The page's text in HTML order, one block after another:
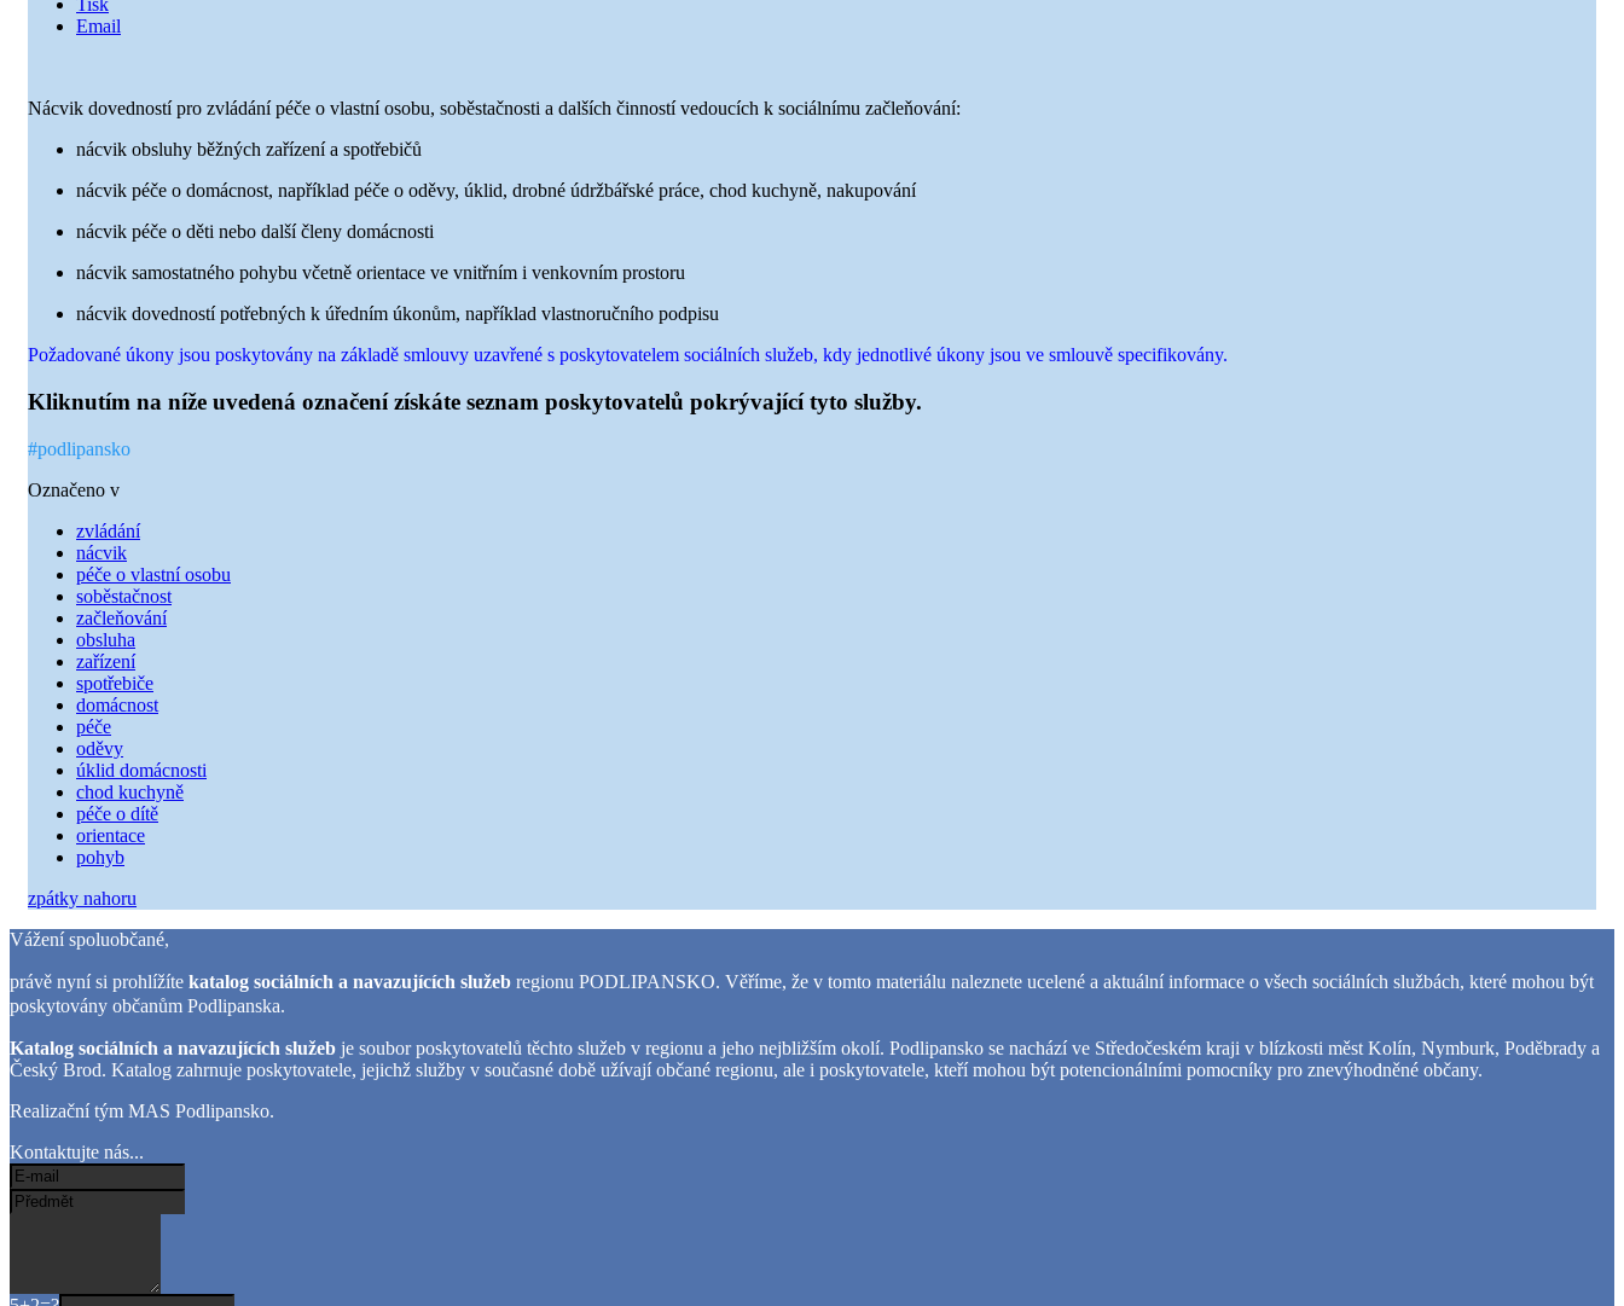
Tisk
Email
Nácvik dovedností pro zvládání péče o vlastní osobu, soběstačnosti a dalších činností vedoucích k sociálnímu začleňování:
nácvik obsluhy běžných zařízení a spotřebičů
nácvik péče o domácnost, například péče o oděvy, úklid, drobné údržbářské práce, chod kuchyně, nakupování
nácvik péče o děti nebo další členy domácnosti
nácvik samostatného pohybu včetně orientace ve vnitřním i venkovním prostoru
nácvik dovedností potřebných k úředním úkonům, například vlastnoručního podpisu
Požadované úkony jsou poskytovány na základě smlouvy uzavřené s poskytovatelem sociálních služeb, kdy jednotlivé úkony jsou ve smlouvě specifikovány.
Kliknutím na níže uvedená označení získáte seznam poskytovatelů pokrývající tyto služby.
#podlipansko
Označeno v
zvládání
nácvik
péče o vlastní osobu
soběstačnost
začleňování
obsluha
zařízení
spotřebiče
domácnost
péče
oděvy
úklid domácnosti
chod kuchyně
péče o dítě
orientace
pohyb
zpátky nahoru
Vážení spoluobčané,
právě nyní si prohlížíte katalog sociálních a navazujících služeb regionu PODLIPANSKO. Věříme, že v tomto materiálu naleznete ucelené a aktuální informace o všech sociálních službách, které mohou být
poskytovány občanům Podlipanska.
Katalog sociálních a navazujících služeb je soubor poskytovatelů těchto služeb v regionu a jeho nejbližším okolí. Podlipansko se nachází ve Středočeském kraji v blízkosti měst Kolín, Nymburk, Poděbrady a
Český Brod. Katalog zahrnuje poskytovatele, jejichž služby v současné době užívají občané regionu, ale i poskytovatele, kteří mohou být potencionálními pomocníky pro znevýhodněné občany.
Realizační tým MAS Podlipansko.
Kontaktujte nás...